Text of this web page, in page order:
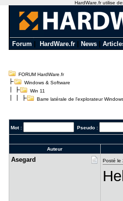
Forum HardWare.fr News
FORUM HardWare.fr
Windows & Software
Win 11
Barre latérale de l'explorateur
Mot : Pseudo :
Auteur
Asegard Posté le
HardWare.fr utilise